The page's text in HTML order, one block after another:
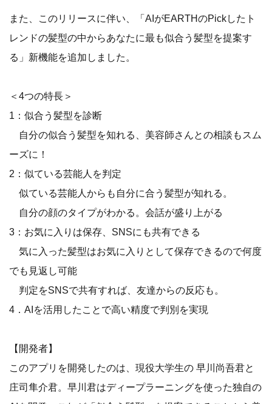
また、このリリースに伴い、「AIがEARTHのPickしたト
レンドの髪型の中からあなたに最も似合う髪型を提案す
る」新機能を追加しました。
＜4つの特長＞
1：似合う髪型を診断
自分の似合う髪型を知れる、美容師さんとの相談もスム
ーズに！
2：似ている芸能人を判定
似ている芸能人からも自分に合う髪型が知れる。
自分の顔のタイプがわかる。会話が盛り上がる
3：お気に入りは保存、SNSにも共有できる
気に入った髪型はお気に入りとして保存できるので何度
でも見返し可能
判定をSNSで共有すれば、友達からの反応も。
4．AIを活用したことで高い精度で判別を実現
【開発者】
このアプリを開発したのは、現役大学生の 早川尚吾君と
庄司隼介君。早川君はディープラーニングを使った独自の